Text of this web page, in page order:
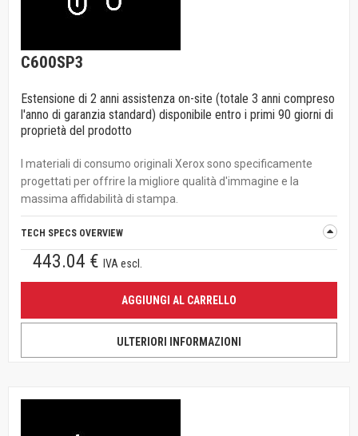
C600SP3
Estensione di 2 anni assistenza on-site (totale 3 anni compreso
l'anno di garanzia standard) disponibile entro i primi 90 giorni di
proprietà del prodotto
I materiali di consumo originali Xerox sono specificamente
progettati per offrire la migliore qualità d'immagine e la
massima affidabilità di stampa.
TECH SPECS OVERVIEW
443.04 € IVA escl.
AGGIUNGI AL CARRELLO
ULTERIORI INFORMAZIONI